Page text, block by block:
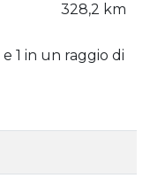
328,2 km
e 1 in un raggio di